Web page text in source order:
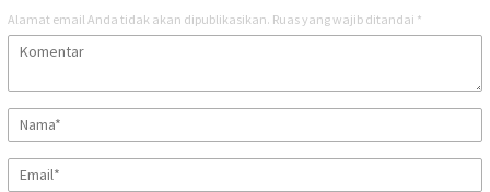
Alamat email Anda tidak akan dipublikasikan. Ruas yang wajib ditandai *